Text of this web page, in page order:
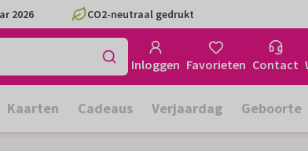
2026 CO2-neutraal gedrukt
Inloggen Favorieten Contact
Kaarten Cadeaus Verjaardag Geboorte